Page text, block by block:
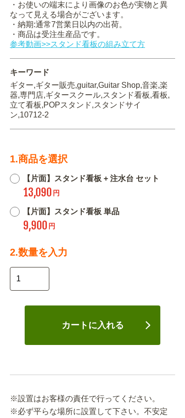
・お使いの端末により画像のお色が実物と異
なって見える場合がございます。
・納期:通常7営業日以内の出荷。
・商品は受注生産品です。
参考動画>>スタンド看板の組み立て方
キーワード
ギター,ギター販売,guitar,Guitar Shop,音楽,楽
器,専門店,ギタースクール,スタンド看板,看板,
立て看板,POPスタンド,スタンドサイ
ン,10712-2
1.商品を選択
【片面】スタンド看板 + 注水台 セット
13,090 円
【片面】スタンド看板 単品
9,900 円
2.数量を入力
カートに入れる
※設置はお客様の責任で行ってください。
※必ず平らな場所に設置して下さい。不安定